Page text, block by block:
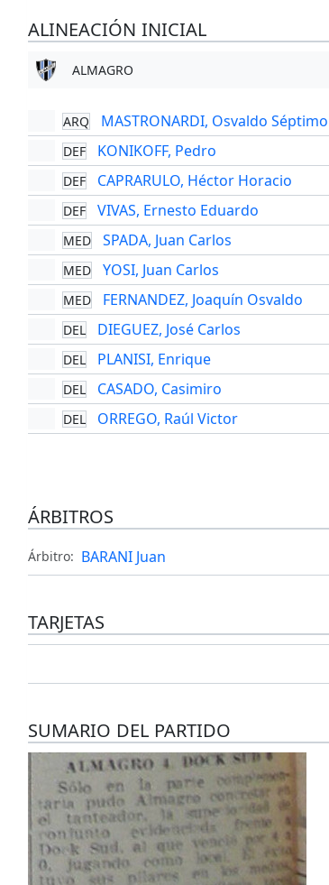
ALINEACIÓN INICIAL
ALMAGRO
ARQ MASTRONARDI, Osvaldo Séptimo
DEF KONIKOFF, Pedro
DEF CAPRARULO, Héctor Horacio
DEF VIVAS, Ernesto Eduardo
MED SPADA, Juan Carlos
MED YOSI, Juan Carlos
MED FERNANDEZ, Joaquín Osvaldo
DEL DIEGUEZ, José Carlos
DEL PLANISI, Enrique
DEL CASADO, Casimiro
DEL ORREGO, Raúl Victor
ÁRBITROS
Árbitro: BARANI Juan
TARJETAS
SUMARIO DEL PARTIDO